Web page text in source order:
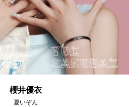
櫻井優衣
夏いぞん